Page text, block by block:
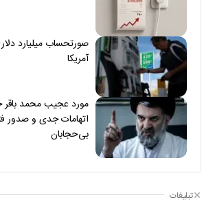
صورتحساب میلیارد
آمریکا
مورد عجیب محمد باقر
اتهامات جدی و صدور
بی‌حجابان
تبلیغات